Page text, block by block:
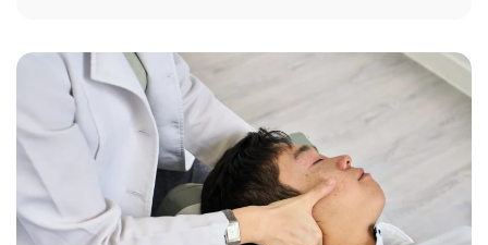
施。 為何這麼多人出現手部與手指麻痺？ 在當今資訊化時
代，許多人長時間低頭使用手機，這種行為已成為現代生活
中導致手指麻痺的主要原因之一。這個問題在辦公族群中尤
為常見，例如金融、設計、IT等行業的從業者，他們長時間
使用電腦，雖然可能沒有嚴重疾病，但經常面臨一些小型健
康問題，而手指麻痺便是最常見的毛病之一。在較嚴重的情
況下，甚至可能出現手部無力的狀況。 這種問題不僅影響
身體健康，還會降低工作效率與整體生活質素。因此，對於